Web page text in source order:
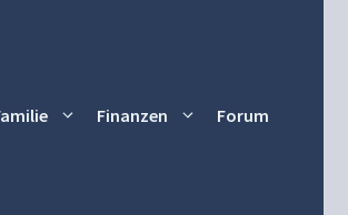
Finanzen Forum